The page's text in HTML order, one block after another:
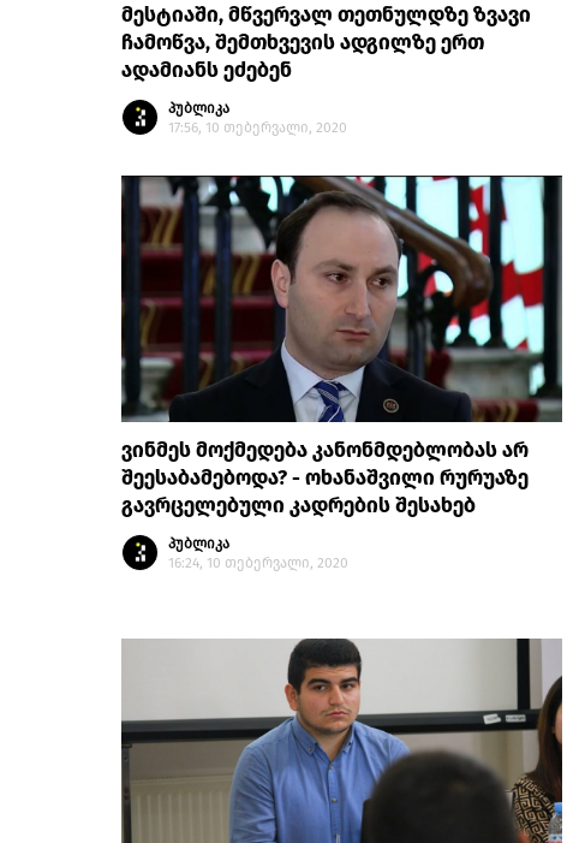
მესტიაში, მწვერვალ თეთნულდზე ზვავი
ჩამოწვა, შემთხვევის ადგილზე ერთ
ადამიანს ეძებენ
პუბლიკა
17:56, 10 თებერვალი, 2020
ვინმეს მოქმედება კანონმდებლობას არ
შეესაბამებოდა? - ოხანაშვილი რურუაზე
გავრცელებული კადრების შესახებ
პუბლიკა
16:24, 10 თებერვალი, 2020